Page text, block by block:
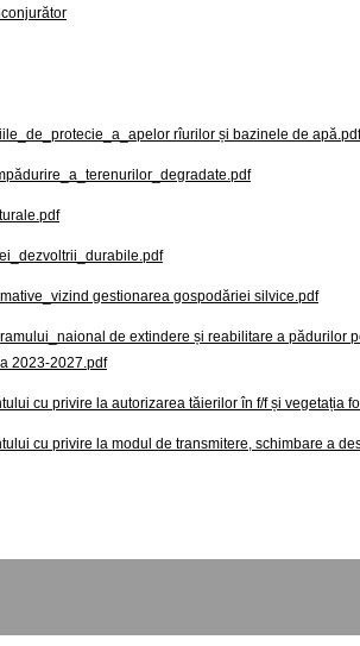
rîurilor și bazinele de apă.pdf
gestionarea gospodăriei silvice.pdf
de extindere și reabilitare a pădurilor
2023-2027.pdf
cu privire la autorizarea tăierilor în f/f și vegetația
cu privire la modul de transmitere, schimbare a